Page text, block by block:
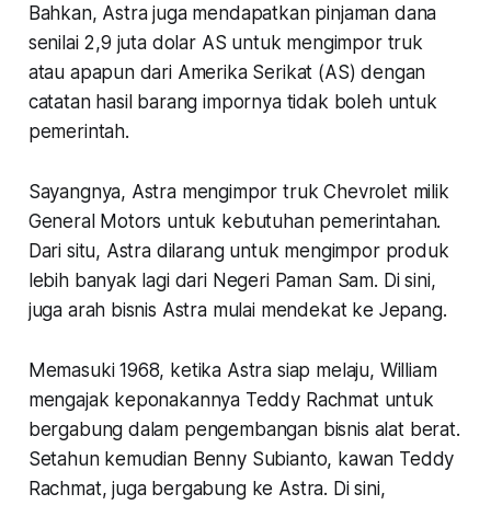
Bahkan, Astra juga mendapatkan pinjaman dana
senilai 2,9 juta dolar AS untuk mengimpor truk
atau apapun dari Amerika Serikat (AS) dengan
catatan hasil barang impornya tidak boleh untuk
pemerintah.
Sayangnya, Astra mengimpor truk Chevrolet milik
General Motors untuk kebutuhan pemerintahan.
Dari situ, Astra dilarang untuk mengimpor produk
lebih banyak lagi dari Negeri Paman Sam. Di sini,
juga arah bisnis Astra mulai mendekat ke Jepang.
Memasuki 1968, ketika Astra siap melaju, William
mengajak keponakannya Teddy Rachmat untuk
bergabung dalam pengembangan bisnis alat berat.
Setahun kemudian Benny Subianto, kawan Teddy
Rachmat, juga bergabung ke Astra. Di sini,